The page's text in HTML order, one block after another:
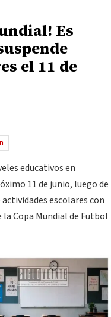
Es
el 11 de
educativos en
11 de junio, luego de
escolares con
Copa Mundial de Futbol